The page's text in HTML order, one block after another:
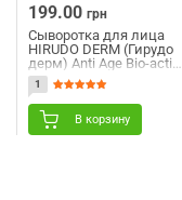
199.00 грн
Сыворотка для лица
HIRUDO DERM (Гирудо
дерм) Anti Age Bio-active
Serum (Анти Эйдж Био-
актив серум) активная
19 мл/22 мл
1
В корзину